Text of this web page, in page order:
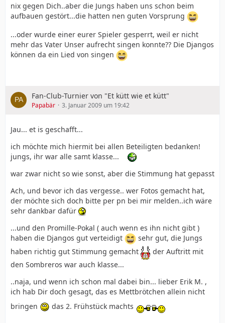
nix gegen Dich..aber die Jungs haben uns schon beim
aufbauen gestört...die hatten nen guten Vorsprung
...oder wurde einer eurer Spieler gesperrt, weil er nicht
mehr das Vater Unser aufrecht singen konnte?? Die Djangos
können da ein Lied von singen
Fan-Club-Turnier von "Et kütt wie et kütt"
Papabär 3. Januar 2009 um 19:42
Jau... et is geschafft...
ich möchte mich hiermit bei allen Beteiligten bedanken!
jungs, ihr war alle samt klasse...
war zwar nicht so wie sonst, aber die Stimmung hat gepasst
Ach, und bevor ich das vergesse.. wer Fotos gemacht hat,
der möchte sich doch bitte per pn bei mir melden..ich wäre
sehr dankbar dafür
...und den Promille-Pokal ( auch wenn es ihn nicht gibt )
haben die Djangos gut verteidigt
sehr gut, die Jungs
haben richtig gut Stimmung gemacht
der Auftritt mit
den Sombreros war auch klasse...
..naja, und wenn ich schon mal dabei bin... lieber Erik M. ,
ich hab Dir doch gesagt, das es Mettbrötchen allein nicht
bringen
das 2. Frühstück machts